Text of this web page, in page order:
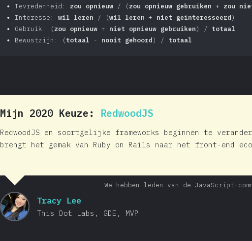
Tevredenheid: zou opnieuw / (zou opnieuw gebruiken + zou
Interesse: wil leren / (wil leren + niet geïnteresseerd)
Gebruik: (zou opnieuw + niet opnieuw gebruiken) / totaal
Bewustzijn: (totaal - nooit gehoord) / totaal
Mijn 2020 Keuze: RedwoodJS
RedwoodJS en soortgelijke frameworks beginnen te
brengt het gemak van Ruby on Rails naar het front-end
We hebben leden van de JavaScript-
Tracy Lee
This Dot Labs, GDE, MVP